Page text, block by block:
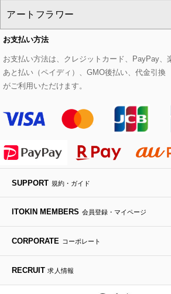
eur3
Maison de CINQ
MK MICHEL KLEIN BAG
HIROKO KOSHINO
スウェット・ジャージー
その他のトップス
セットアップパンツ
セットアップスカート
セットアップワンピース
チェスターコート
モッズコート
ステンカラーコート
ライダースジャケット
デニムジャケット
ダウンジャケット・コート
ベルト・サスペンダー
帽子
ヘアアクセサリー
ハンカチ・バンダナ
手袋
チャーム・ストラップ
ピアス・イヤリング
ブレスレット・バングル
ブローチ・コサージュ
トートバッグ
ショルダーバッグ
ボストンバッグ
バックパック・リュック
ボディバッグ・メッセンジャーバ
トラベルバッグ
すべてのシューズ
パンプス
スニーカー
フラットシューズ
ローファー
ドレスシューズ
アートフラワー
すべてのアートフラワー
ローズ
カサブランカ・カラー
ラナンキュラス
ポプリアレンジ＆フレグランス
お支払い方法
お支払い方法は、クレジットカード、PayPay、
あと払い（ペイディ）、GMO後払い、代金引換
がご利用いただけます。
SUPPORT 規約・ガイド
ITOKIN MEMBERS 会員登録・マイページ
CORPORATE コーポレート
RECRUIT 求人情報